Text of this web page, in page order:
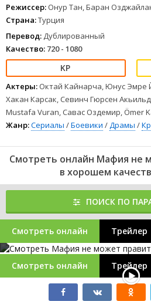
Режиссер: Онур Тан, Баран
Страна:Турция
Перевод: Дублированный
Качество: 720 - 1080
Актеры: Октай Кайнарча, Юнус
Хакан Карсак, Севинч Гюрсен
Mustafa Vuran, Савас Оздемир, Ömer
Жанр:Сериалы /Боевики /Драмы /
Смотреть онлайн Мафия не
в хорошем
ПОИСК ПО
Смотреть онлайн Трейлер
Смотреть онлайн Трейлер